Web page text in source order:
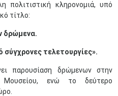
πολιτιστική κληρονομιά, υπό
τίτλο:
δρώμενα.
σύγχρονες τελετουργίες».
παρουσίαση δρώμενων στην
ενώ το δεύτερο